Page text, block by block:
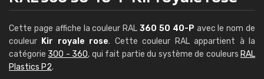
Cette page affiche la couleur RAL 360 50 40-P avec le nom de
couleur Kir royale rose. Cette couleur RAL appartient à la
catégorie 300 - 360, qui fait partie du système de couleurs RAL
Plastics P2.